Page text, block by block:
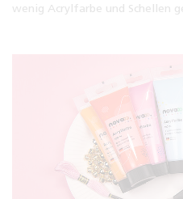
wenig Acrylfarbe und Schellen